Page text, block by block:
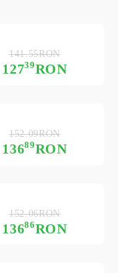
12739RON
141.55RON
13689RON
152.09RON
13686RON
152.06RON